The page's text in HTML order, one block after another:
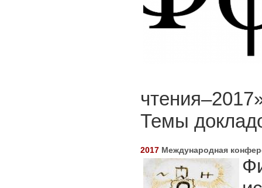
Темы
2017 Международная